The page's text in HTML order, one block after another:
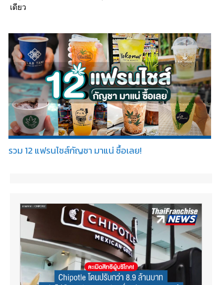
เดียว
รวม 12 แฟรนไชส์กัญชา มาแน่ ซื้อเลย!